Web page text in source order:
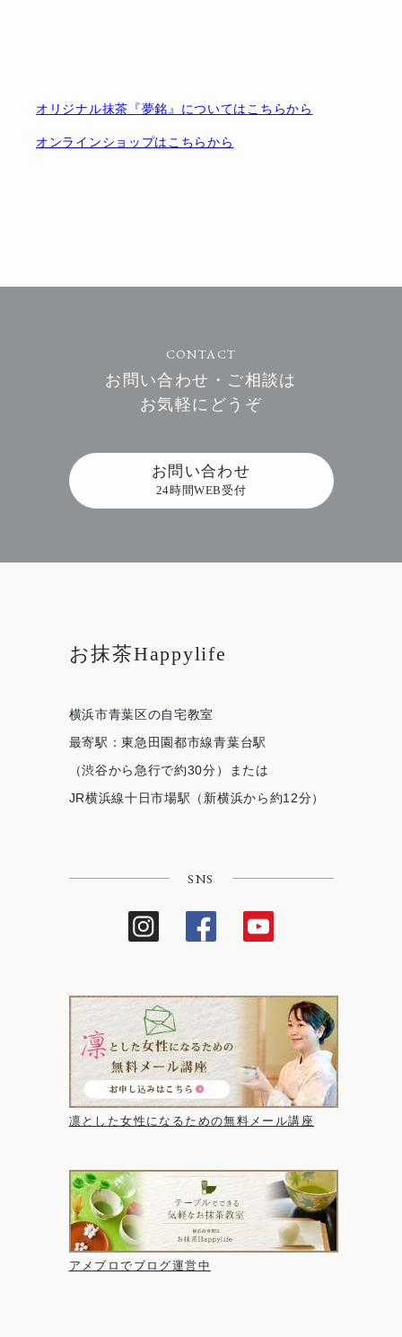
オリジナル抹茶『夢銘』についてはこちらから
オンラインショップはこちらから
CONTACT
お問い合わせ・ご相談は
お気軽にどうぞ
お問い合わせ
24時間WEB受付
お抹茶Happylife
横浜市青葉区の自宅教室
最寄駅：東急田園都市線青葉台駅
（渋谷から急行で約30分）または
JR横浜線十日市場駅（新横浜から約12分）
SNS
凛とした女性になるための無料メール講座
アメブロでブログ運営中